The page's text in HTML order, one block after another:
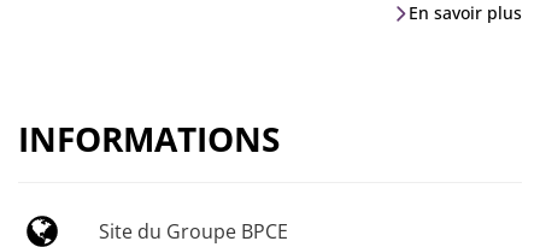
En savoir plus
INFORMATIONS
Site du Groupe BPCE